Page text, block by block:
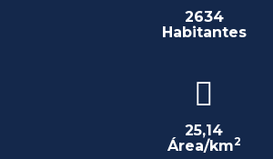
2634
Habitantes
25,14
Área/km2